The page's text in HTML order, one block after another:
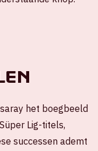
het boegbeeld
Lig-titels,
successen ademt